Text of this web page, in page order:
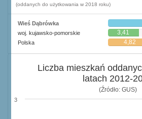
(oddanych do użytkowania w 2018 roku)
Wieś Dąbrówka
woj. kujawsko-pomorskie 3,41
Polska 4,82
Liczba mieszkań
latach 2012-
(Źródło: GUS)
3